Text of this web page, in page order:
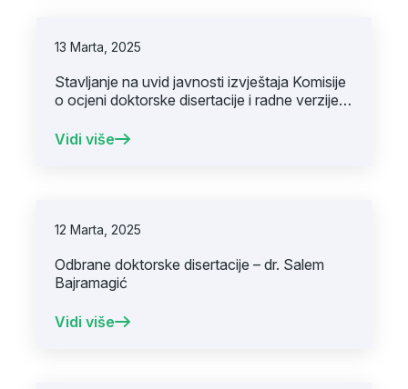
13 Marta, 2025
Stavljanje na uvid javnosti izvještaja Komisije
o ocjeni doktorske disertacije i radne verzije
Vidi više
12 Marta, 2025
Odbrane doktorske disertacije – dr. Salem
Bajramagić
Vidi više